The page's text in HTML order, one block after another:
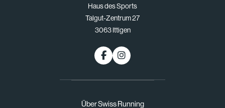
Über Swiss Running
Haus des Sports
Talgut-Zentrum 27
3063 Ittigen